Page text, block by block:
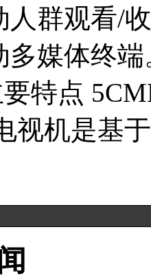
人群观看/
多媒体终
特点
视机是基